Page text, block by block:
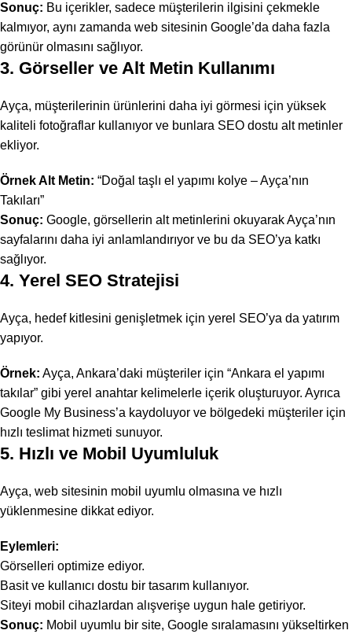
Sonuç: Bu içerikler, sadece müşterilerin ilgisini çekmekle
kalmıyor, aynı zamanda web sitesinin Google’da daha fazla
görünür olmasını sağlıyor.
3. Görseller ve Alt Metin Kullanımı
Ayça, müşterilerinin ürünlerini daha iyi görmesi için yüksek
kaliteli fotoğraflar kullanıyor ve bunlara SEO dostu alt metinler
ekliyor.
Örnek Alt Metin: “Doğal taşlı el yapımı kolye – Ayça’nın
Takıları”
Sonuç: Google, görsellerin alt metinlerini okuyarak Ayça’nın
sayfalarını daha iyi anlamlandırıyor ve bu da SEO’ya katkı
sağlıyor.
4. Yerel SEO Stratejisi
Ayça, hedef kitlesini genişletmek için yerel SEO’ya da yatırım
yapıyor.
Örnek: Ayça, Ankara’daki müşteriler için “Ankara el yapımı
takılar” gibi yerel anahtar kelimelerle içerik oluşturuyor. Ayrıca
Google My Business’a kaydoluyor ve bölgedeki müşteriler için
hızlı teslimat hizmeti sunuyor.
5. Hızlı ve Mobil Uyumluluk
Ayça, web sitesinin mobil uyumlu olmasına ve hızlı
yüklenmesine dikkat ediyor.
Eylemleri:
Görselleri optimize ediyor.
Basit ve kullanıcı dostu bir tasarım kullanıyor.
Siteyi mobil cihazlardan alışverişe uygun hale getiriyor.
Sonuç: Mobil uyumlu bir site, Google sıralamasını yükseltirken